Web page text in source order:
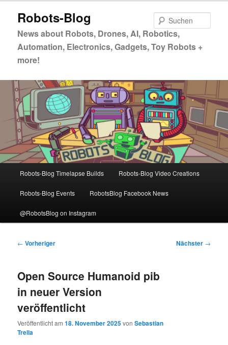
primären
springen
Robots-Blog
News about Robots, Drones, AI, Robotics,
Automation, Electronics, Gadgets, Toy Robots +
more!
Robots-Blog Timelapse Builds Robots-Blog Video Creations
Robots-Blog Events RobotsBlog Facebook News
@RobotsBlog on Instagram
Beitragsnavigation
← Vorheriger Nächster →
Open Source Humanoid pib
in neuer Version
veröffentlicht
Veröffentlicht am18. November 2025vonSebastian
Trella